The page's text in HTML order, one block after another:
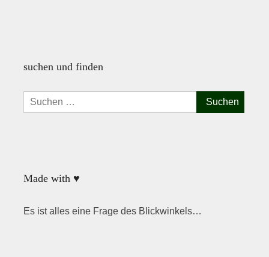
suchen und finden
Suchen
nach:
Made with ♥
Es ist alles eine Frage des Blickwinkels…